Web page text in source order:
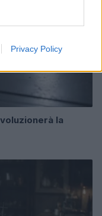
Privacy Policy
la